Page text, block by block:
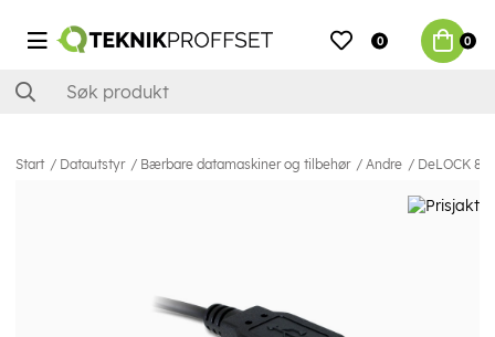
0 0
Start Datautstyr Bærbare datamaskiner og tilbehør Andre DeLOCK